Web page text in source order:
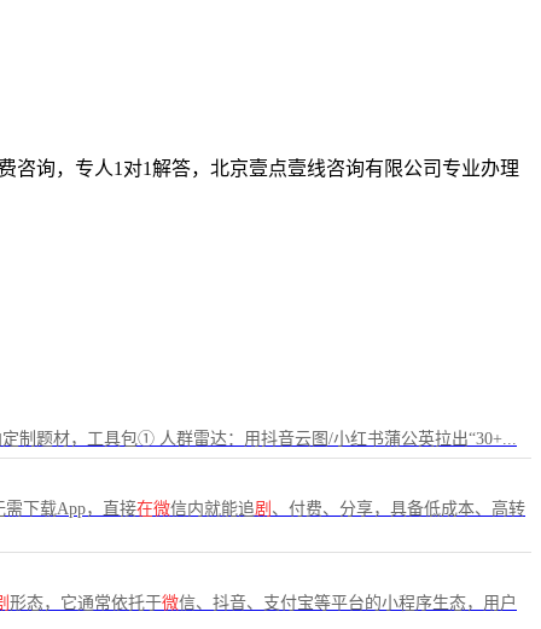
咨询，专人1对1解答，北京壹点壹线咨询有限公司专业办理
制题材，工具包① 人群雷达：用抖音云图/小红书蒲公英拉出“30+...
需下载App，直接在微信内就能追剧 、付费、分享，具备低成本、高转
形态，它通常依托于微信、抖音、支付宝等平台的小程序生态，用户